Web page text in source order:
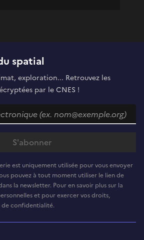
spatial
exploration... Retrouvez les
par le CNES !
est uniquement utilisée pour vous envoyer
pouvez à tout moment utiliser le lien de
la newsletter. Pour en savoir plus sur la
et pour exercer vos droits,
confidentialité.